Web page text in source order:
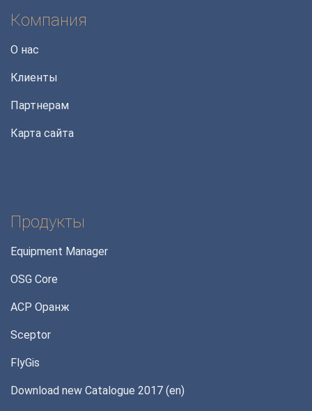
Компания
О нас
Клиенты
Партнерам
Карта сайта
Продукты
Equipment Manager
OSG Core
АСР Оранж
Sceptor
FlyGis
Download new Catalogue 2017 (en)